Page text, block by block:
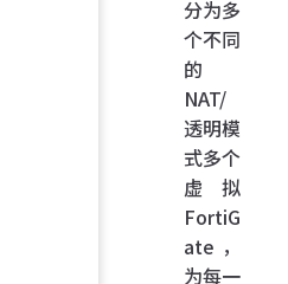
分为多
个不同
的
NAT/
透明模
式多个
虚拟
FortiG
ate，
为每一